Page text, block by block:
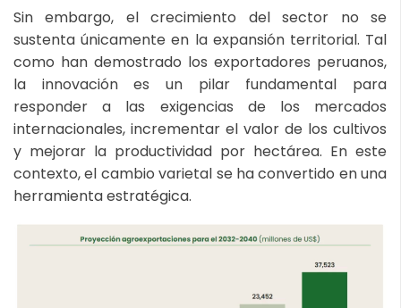
Sin embargo, el crecimiento del sector no se
sustenta únicamente en la expansión territorial. Tal
como han demostrado los exportadores peruanos,
la innovación es un pilar fundamental para
responder a las exigencias de los mercados
internacionales, incrementar el valor de los cultivos
y mejorar la productividad por hectárea. En este
contexto, el cambio varietal se ha convertido en una
herramienta estratégica.